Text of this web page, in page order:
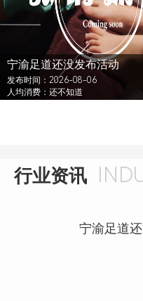
宁渝足道还没发布活动
发布时间：2026-08-06
人均消费：还不知道
行业资讯
宁渝足道